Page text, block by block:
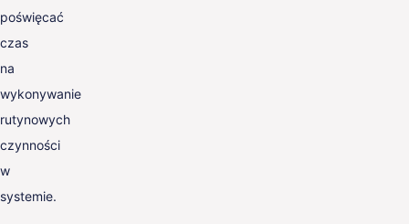
poświęcać
czas
na
wykonywanie
rutynowych
czynności
w
systemie.